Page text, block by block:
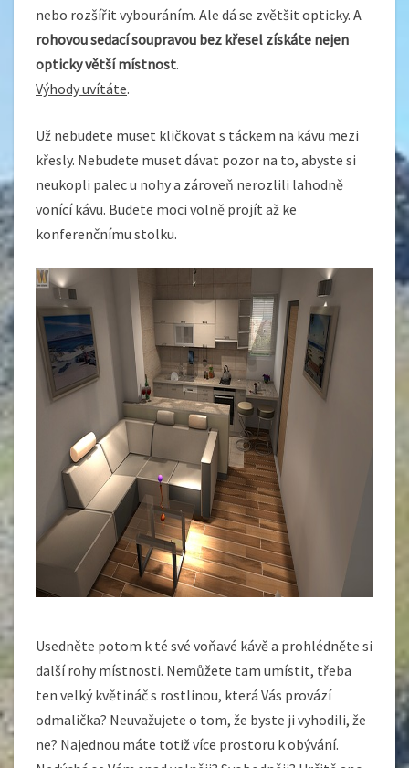
nebo rozšířit vybouráním. Ale dá se zvětšit opticky. A
rohovou sedací soupravou bez křesel získáte nejen
opticky větší místnost.
Výhody uvítáte.
Už nebudete muset kličkovat s táckem na kávu mezi
křesly. Nebudete muset dávat pozor na to, abyste si
neukopli palec u nohy a zároveň nerozlili lahodně
vonící kávu. Budete moci volně projít až ke
konferenčnímu stolku.
Usedněte potom k té své voňavé kávě a prohlédněte si
další rohy místnosti. Nemůžete tam umístit, třeba
ten velký květináč s rostlinou, která Vás provází
odmalička? Neuvažujete o tom, že byste ji vyhodili, že
ne? Najednou máte totiž více prostoru k obývání.